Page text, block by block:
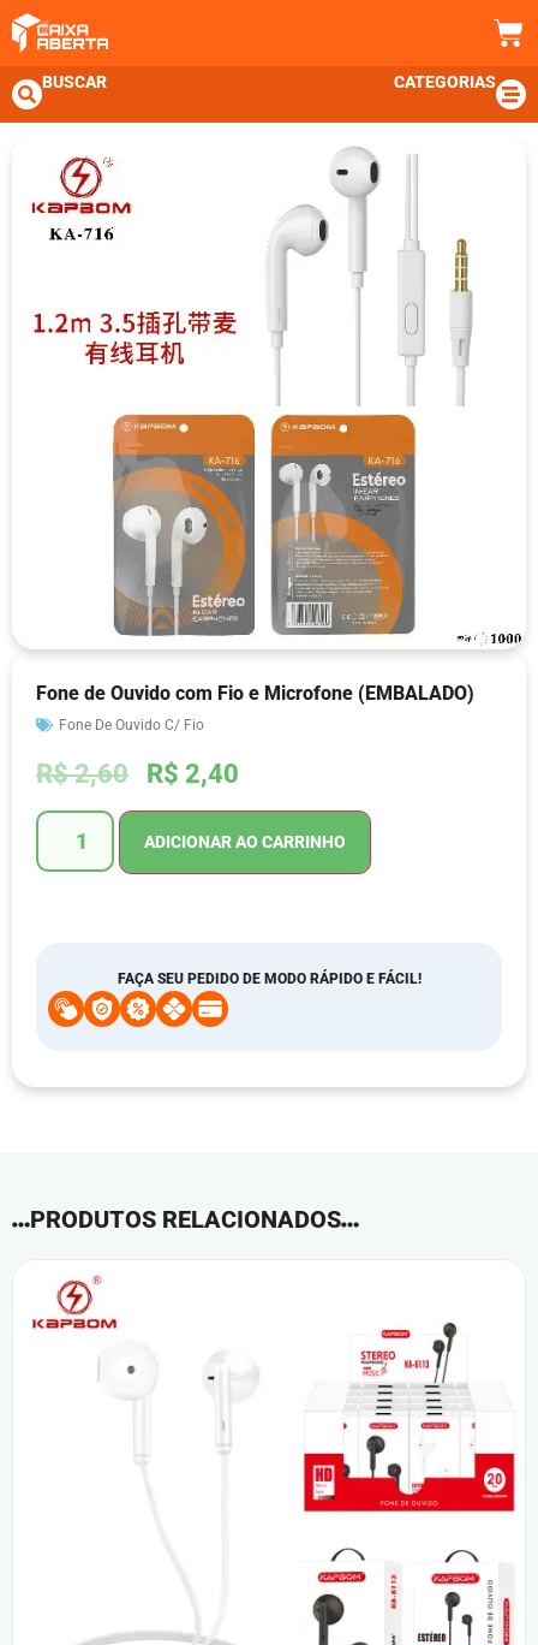
BUSCAR CATEGORIAS
Fone de Ouvido com Fio e Microfone (EMBALADO)
Fone De Ouvido C/ Fio
R$2,60 R$ 2,40
ADICIONAR AO CARRINHO
FAÇA SEU PEDIDO DE MODO RÁPIDO E FÁCIL!
PRODUTOS RELACIONADOS